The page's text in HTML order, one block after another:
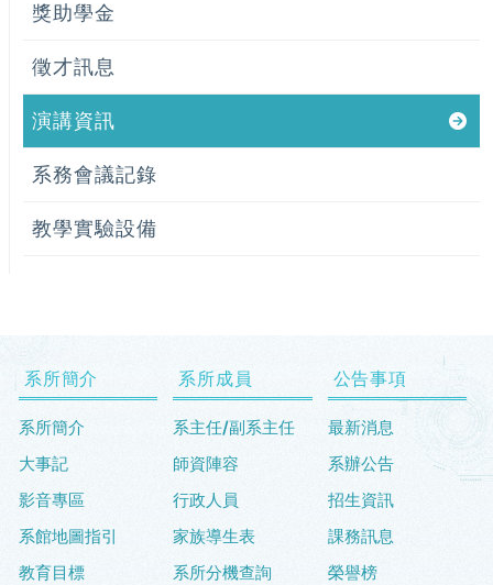
獎助學金
徵才訊息
演講資訊
系務會議記錄
教學實驗設備
系所簡介
系所簡介
大事記
影音專區
系館地圖指引
教育目標
系所成員
系主任/副系主任
師資陣容
行政人員
家族導生表
系所分機查詢
公告事項
最新消息
系辦公告
招生資訊
課務訊息
榮譽榜